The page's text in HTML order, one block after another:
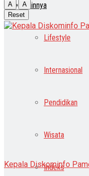
Lainnya
Lifestyle
Internasional
Pendidikan
Wisata
Indeks
A
A
Reset
Kepala Diskominfo